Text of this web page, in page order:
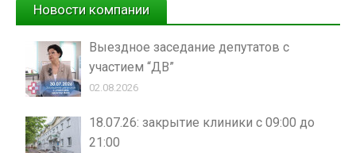
Новости компании
Выездное заседание депутатов с
участием “ДВ”
02.08.2026
18.07.26: закрытие клиники с 09:00 до
21:00